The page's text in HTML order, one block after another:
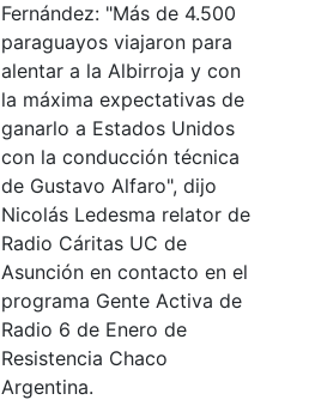
Fernández: "Más de 4.500
paraguayos viajaron para
alentar a la Albirroja y con
la máxima expectativas de
ganarlo a Estados Unidos
con la conducción técnica
de Gustavo Alfaro", dijo
Nicolás Ledesma relator de
Radio Cáritas UC de
Asunción en contacto en el
programa Gente Activa de
Radio 6 de Enero de
Resistencia Chaco
Argentina.